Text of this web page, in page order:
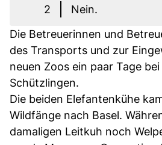
2
Nein.
Die Betreuerinnen und
des Transports und zur
neuen Zoos ein paar Tage
Schützlingen.
Die beiden Elefantenkühe
Wildfänge nach Basel.
damaligen Leitkuh noch